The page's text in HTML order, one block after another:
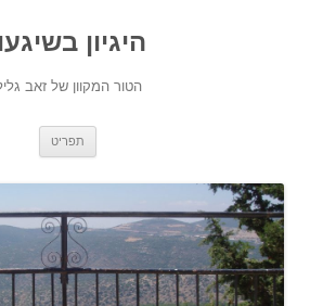
היגיון בשיגעון
הטור המקוון של זאב גלילי
תפריט